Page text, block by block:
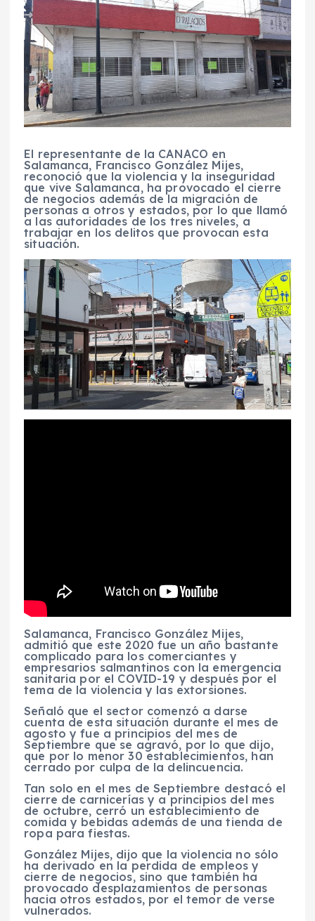
El representante de la CANACO en
Salamanca, Francisco González Mijes,
reconoció que la violencia y la inseguridad
que vive Salamanca, ha provocado el cierre
de negocios además de la migración de
personas a otros y estados, por lo que llamó
a las autoridades de los tres niveles, a
trabajar en los delitos que provocan esta
situación.
Salamanca, Francisco González Mijes,
admitió que este 2020 fue un año bastante
complicado para los comerciantes y
empresarios salmantinos con la emergencia
sanitaria por el COVID-19 y después por el
tema de la violencia y las extorsiones.
Señaló que el sector comenzó a darse
cuenta de esta situación durante el mes de
agosto y fue a principios del mes de
Septiembre que se agravó, por lo que dijo,
que por lo menor 30 establecimientos, han
cerrado por culpa de la delincuencia.
Tan solo en el mes de Septiembre destacó el
cierre de carnicerías y a principios del mes
de octubre, cerró un establecimiento de
comida y bebidas además de una tienda de
ropa para fiestas.
González Mijes, dijo que la violencia no sólo
ha derivado en la perdida de empleos y
cierre de negocios, sino que también ha
provocado desplazamientos de personas
hacia otros estados, por el temor de verse
vulnerados.